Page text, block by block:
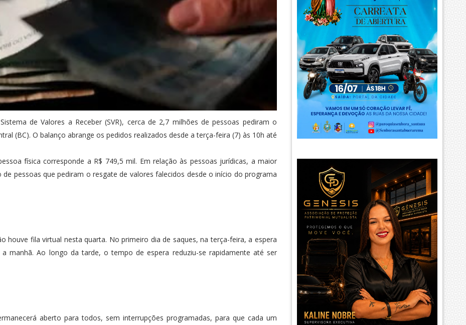
de Valores a Receber (SVR), cerca de 2,7 milhões de pessoas pediram o
(BC). O balanço abrange os pedidos realizados desde a terça-feira (7) às 10h até
física corresponde a R$ 749,5 mil. Em relação às pessoas jurídicas, a maior
pessoas que pediram o resgate de valores falecidos desde o início do programa
houve fila virtual nesta quarta. No primeiro dia de saques, na terça-feira, a espera
manhã. Ao longo da tarde, o tempo de espera reduziu-se rapidamente até ser
aberto para todos, sem interrupções programadas, para que cada um